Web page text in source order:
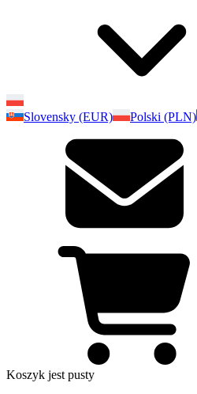
Slovensky (EUR)
Polski (PLN)
Koszyk jest pusty